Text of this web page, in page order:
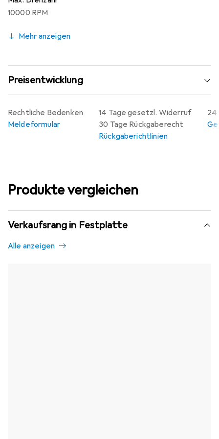
10000 RPM
Mehr anzeigen
Preisentwicklung
14 Tage gesetzl. Widerruf
30 Tage Rückgaberecht
Rückgaberichtlinien
24
Rechtliche Bedenken
Meldeformular
Produkte vergleichen
Verkaufsrang in Festplatte
Alle anzeigen